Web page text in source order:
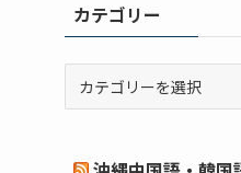
カテゴリー